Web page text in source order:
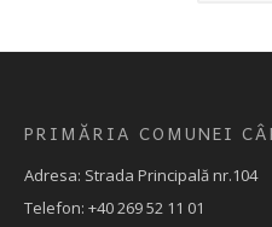
PRIMĂRIA COMUNEI
Adresa: Strada Principală nr.104
Telefon: +40 269 52 11 01